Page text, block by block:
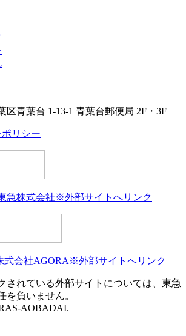
区青葉台 1-13-1 青葉台郵便局 2F・3F
リシー
急株式会社※外部サイトへリンク
式会社AGORA ※外部サイトへリンク
されている外部サイトについては、東急
を負いません。
AOBADAI.